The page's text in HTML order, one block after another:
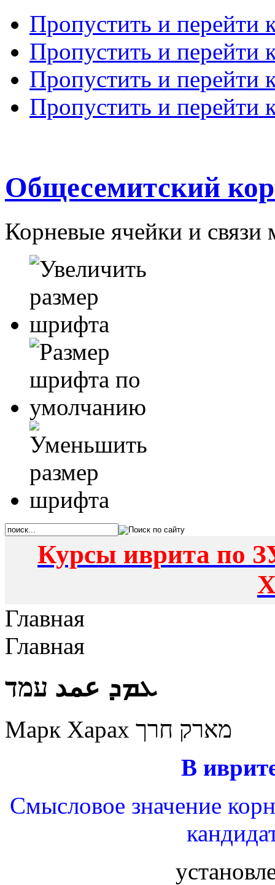
Пропустить и перейти
Пропустить и перейти
Пропустить и перейти
Пропустить и перейти
Общесемитский
Корневые ячейки и
Курсы иврита по
Главная
Главная
ܥܡܕ عمد עמד
Марк Харах מארק חרך
В
Смысловое значение